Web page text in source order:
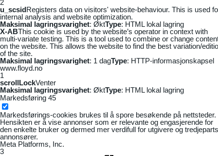
2
u_scsidRegisters data on visitors' website-behaviour. This is used
internal analysis and website optimization.
Maksimal lagringsvarighet: ØktType: HTML lokal lagring
X-ABThis cookie is used by the website’s operator in context with
multi-variate testing. This is a tool used to combine or change
on the website. This allows the website to find the best variation/
of the site.
Maksimal lagringsvarighet: 1 dagType: HTTP-informasjonskapsel
www.floyd.no
1
scrollLockVenter
Maksimal lagringsvarighet: ØktType: HTML lokal lagring
Markedsføring 45
Markedsførings-cookies brukes til å spore besøkende på nettsteder.
Hensikten er å vise annonser som er relevante og engasjerende for
den enkelte bruker og dermed mer verdifull for utgivere og tredjeparts
annonsører.
Meta Platforms, Inc.
3